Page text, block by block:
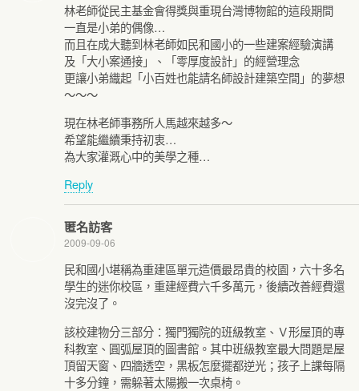
林老師從民主基金會得獎與重現台灣博物館的這段期間
一直是小弟的偶像…
而且在成大聽到林老師如民和國小的一些建案經驗演講
及「大小案通接」、「零厚度設計」的經營理念
更讓小弟織起「小百姓也能請名師設計建築空間」的夢想
～～～
現在林老師事務所人馬越來越多～
希望能繼續秉持初衷…
為大家灌溉心中的美學之種…
Reply
匿名訪客
2009-09-06
民和國小堪稱為重建區單元造價最昂貴的校園，六十多名
學生的迷你校區，重建經費六千多萬元，後續改善經費還
沒完沒了。
該校建物分三部分：獨門獨院的班級教室、Ｖ形屋頂的專
科教室、圓弧屋頂的圖書館。其中班級教室最大問題是屋
頂留天窗、四牆透空，黑板怎麼擺都逆光；孩子上課每隔
十多分鐘，需躲著太陽搬一次桌椅。